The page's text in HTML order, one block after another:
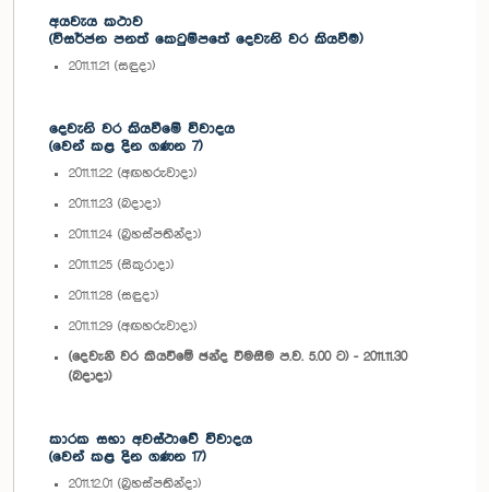
අයවැය කථාව
(විසර්ජන පනත් කෙටුම්පතේ දෙවැනි වර කියවීම)
2011.11.21 (සඳුදා)
දෙවැනි වර කියවීමේ විවාදය
(වෙන් කළ දින ගණන 7)
2011.11.22 (අඟහරුවාදා)
2011.11.23 (බදාදා)
2011.11.24 (බ්‍රහස්පතින්දා)
2011.11.25 (සිකුරාදා)
2011.11.28 (සඳුදා)
2011.11.29 (අඟහරුවාදා)
(දෙවැනි වර කියවීමේ ඡන්ද විමසීම ප.ව. 5.00 ට) - 2011.11.30
(බදාදා)
කාරක සභා අවස්ථාවේ විවාදය
(වෙන් කළ දින ගණන 17)
2011.12.01 (බ්‍රහස්පතින්දා)